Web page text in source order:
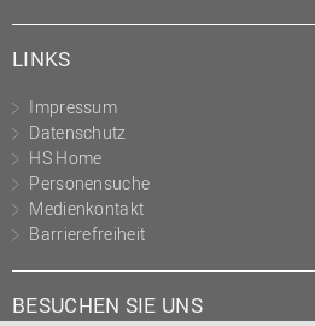
Transfer- und
Innovationsmanagement
LINKS
Impressum
Datenschutz
HS Home
Personensuche
Medienkontakt
Barrierefreiheit
BESUCHEN SIE UNS